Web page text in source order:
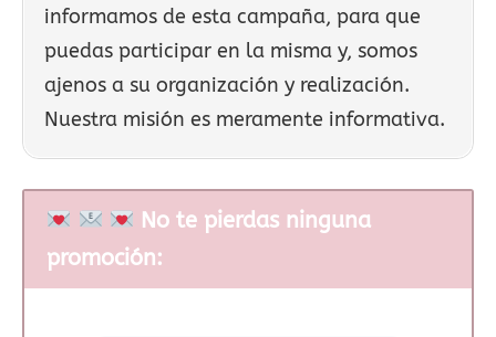
informamos de esta campaña, para que
puedas participar en la misma y, somos
ajenos a su organización y realización.
Nuestra misión es meramente informativa.
No te pierdas ninguna
promoción: